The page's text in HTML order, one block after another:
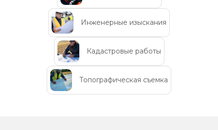
Инженерные изыскания
Кадастровые работы
Топографическая съемка